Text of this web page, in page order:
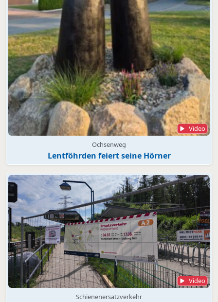
Video
Ochsenweg
Lentföhrden feiert seine Hörner
Video
Schienenersatzverkehr